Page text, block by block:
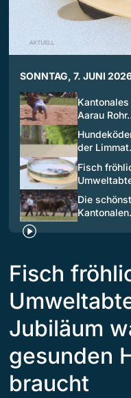
SONNTAG, 7. JUNI
Aarau
der
Fisch
Die
Fisch
Jubiläum
gesunden
braucht